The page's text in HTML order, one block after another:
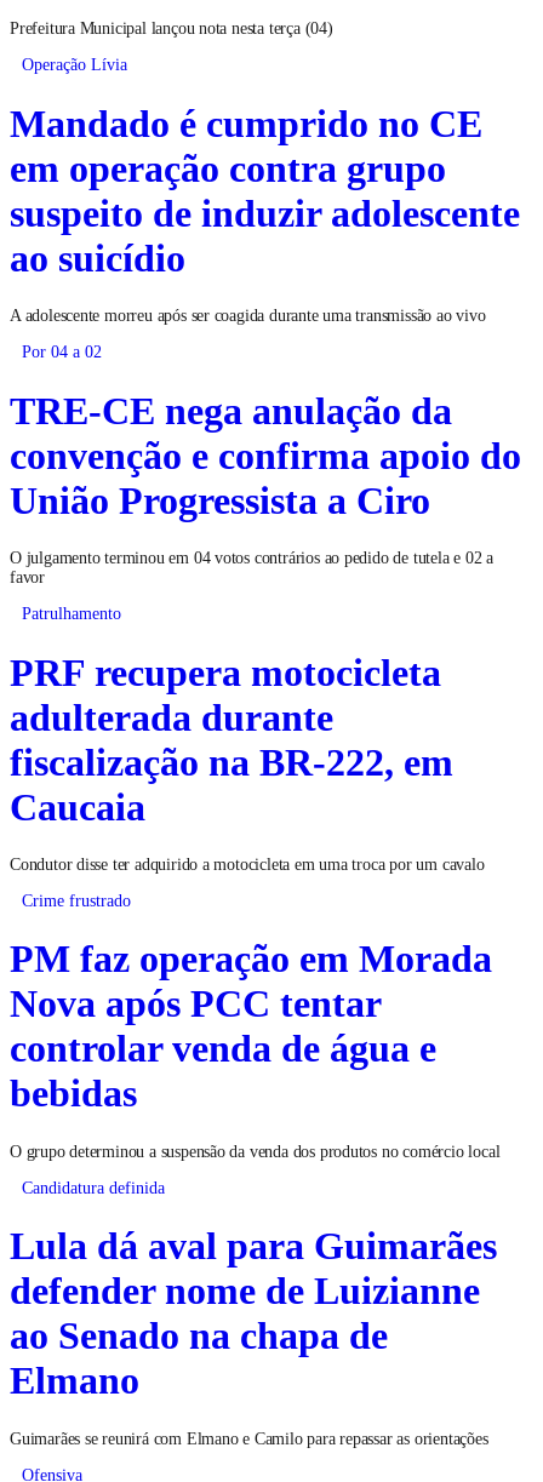
Prefeitura Municipal lançou nota nesta terça (04)
Operação Lívia
Mandado é cumprido no CE
em operação contra grupo
suspeito de induzir adolescente
ao suicídio
A adolescente morreu após ser coagida durante uma transmissão ao vivo
Por 04 a 02
TRE-CE nega anulação da
convenção e confirma apoio do
União Progressista a Ciro
O julgamento terminou em 04 votos contrários ao pedido de tutela e 02 a
favor
Patrulhamento
PRF recupera motocicleta
adulterada durante
fiscalização na BR-222, em
Caucaia
Condutor disse ter adquirido a motocicleta em uma troca por um cavalo
Crime frustrado
PM faz operação em Morada
Nova após PCC tentar
controlar venda de água e
bebidas
O grupo determinou a suspensão da venda dos produtos no comércio local
Candidatura definida
Lula dá aval para Guimarães
defender nome de Luizianne
ao Senado na chapa de
Elmano
Guimarães se reunirá com Elmano e Camilo para repassar as orientações
Ofensiva